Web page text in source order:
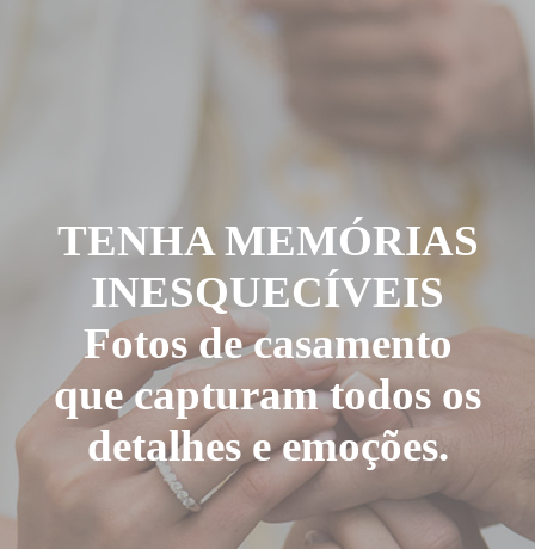
TENHA MEMÓRIAS
INESQUECÍVEIS
Fotos de casamento
que capturam todos os
detalhes e emoções.